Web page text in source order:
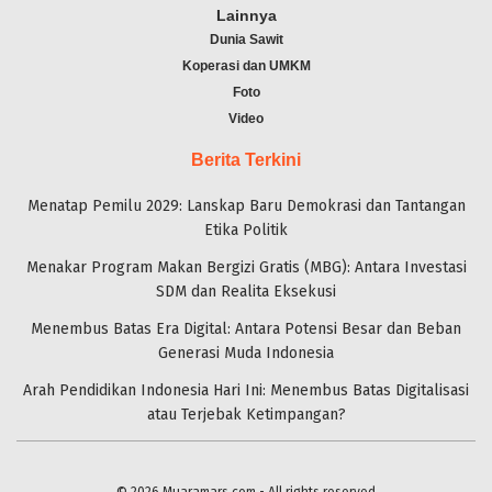
Lainnya
Dunia Sawit
Koperasi dan UMKM
Foto
Video
Berita Terkini
Menatap Pemilu 2029: Lanskap Baru Demokrasi dan Tantangan
Etika Politik
Menakar Program Makan Bergizi Gratis (MBG): Antara Investasi
SDM dan Realita Eksekusi
Menembus Batas Era Digital: Antara Potensi Besar dan Beban
Generasi Muda Indonesia
Arah Pendidikan Indonesia Hari Ini: Menembus Batas Digitalisasi
atau Terjebak Ketimpangan?